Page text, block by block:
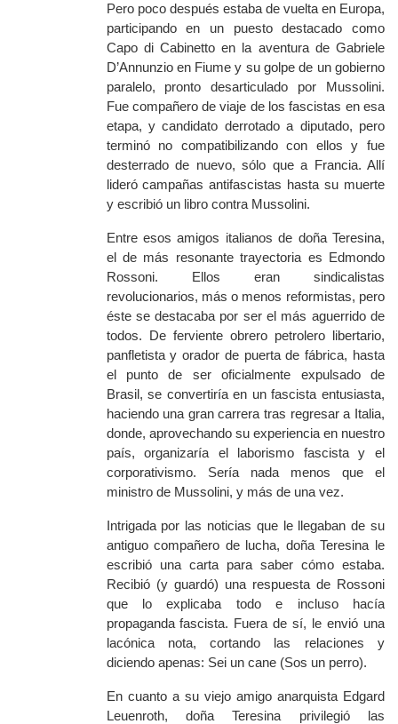
Pero poco después estaba de vuelta en Europa,
participando en un puesto destacado como
Capo di Cabinetto en la aventura de Gabriele
D’Annunzio en Fiume y su golpe de un gobierno
paralelo, pronto desarticulado por Mussolini.
Fue compañero de viaje de los fascistas en esa
etapa, y candidato derrotado a diputado, pero
terminó no compatibilizando con ellos y fue
desterrado de nuevo, sólo que a Francia. Allí
lideró campañas antifascistas hasta su muerte
y escribió un libro contra Mussolini.
Entre esos amigos italianos de doña Teresina,
el de más resonante trayectoria es Edmondo
Rossoni. Ellos eran sindicalistas
revolucionarios, más o menos reformistas, pero
éste se destacaba por ser el más aguerrido de
todos. De ferviente obrero petrolero libertario,
panfletista y orador de puerta de fábrica, hasta
el punto de ser oficialmente expulsado de
Brasil, se convertiría en un fascista entusiasta,
haciendo una gran carrera tras regresar a Italia,
donde, aprovechando su experiencia en nuestro
país, organizaría el laborismo fascista y el
corporativismo. Sería nada menos que el
ministro de Mussolini, y más de una vez.
Intrigada por las noticias que le llegaban de su
antiguo compañero de lucha, doña Teresina le
escribió una carta para saber cómo estaba.
Recibió (y guardó) una respuesta de Rossoni
que lo explicaba todo e incluso hacía
propaganda fascista. Fuera de sí, le envió una
lacónica nota, cortando las relaciones y
diciendo apenas: Sei un cane(Sos un perro).
En cuanto a su viejo amigo anarquista Edgard
Leuenroth, doña Teresina privilegió las